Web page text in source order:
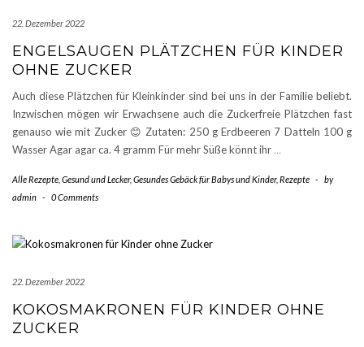
22. Dezember 2022
ENGELSAUGEN PLÄTZCHEN FÜR KINDER
OHNE ZUCKER
Auch diese Plätzchen für Kleinkinder sind bei uns in der Familie beliebt.
Inzwischen mögen wir Erwachsene auch die Zuckerfreie Plätzchen fast
genauso wie mit Zucker 😊 Zutaten: 250 g Erdbeeren 7 Datteln 100 g
Wasser Agar agar ca. 4 gramm Für mehr Süße könnt ihr …
Alle Rezepte Gesund und Lecker, Gesundes Gebäck für Babys und Kinder, Rezepte -
by
admin - 0 Comments
22. Dezember 2022
KOKOSMAKRONEN FÜR KINDER OHNE
ZUCKER